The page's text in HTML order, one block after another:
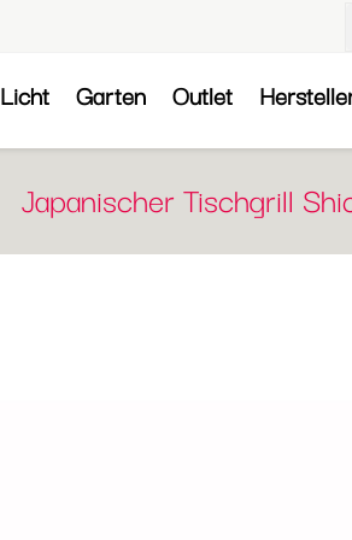
Licht Garten Outlet
Japanischer Tischgrill